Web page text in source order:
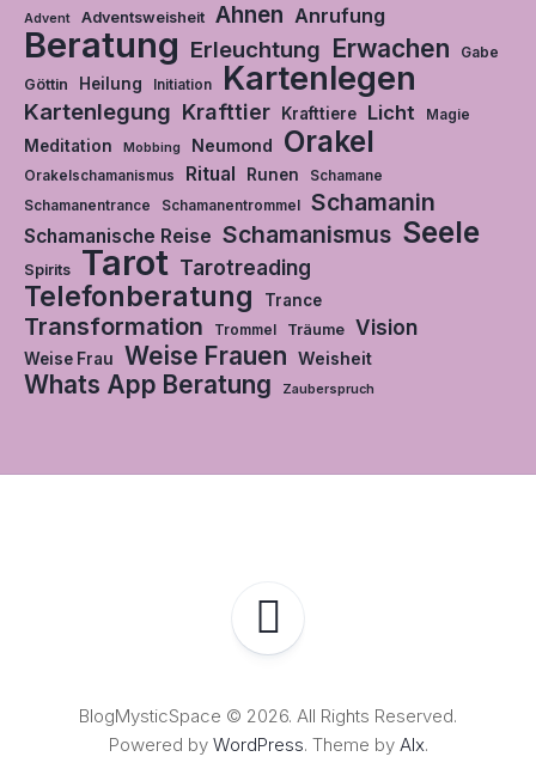
Advent Adventsweisheit Ahnen Anrufung
Beratung Erleuchtung Erwachen Gabe
Göttin Heilung Initiation Kartenlegen
Kartenlegung Krafttier Krafttiere Licht Magie
Meditation Mobbing Neumond Orakel
Orakelschamanismus Ritual Runen
Schamane
Schamanentrance
Schamanentrommel Schamanin
Schamanische Reise Schamanismus Seele
Spirits Tarot Tarotreading
Telefonberatung Trance
Transformation Trommel Träume Vision
Weise Frau Weise Frauen Weisheit
Whats App Beratung Zauberspruch
BlogMysticSpace © 2026. All Rights Reserved.
Powered by WordPress. Theme by Alx.